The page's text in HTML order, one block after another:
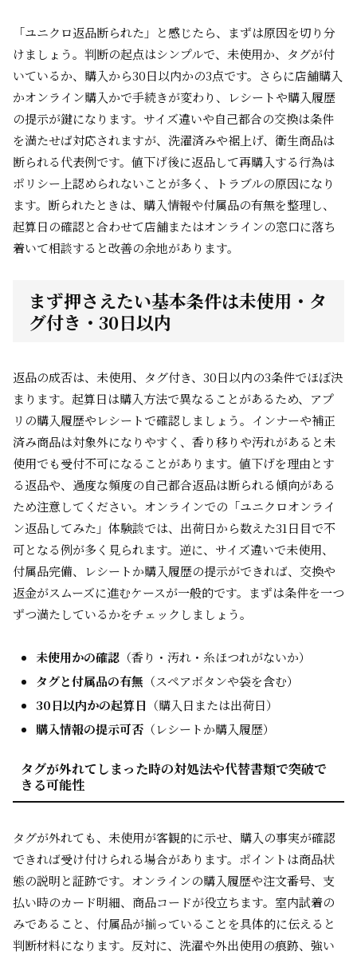
「ユニクロ返品断られた」と感じたら、まずは原因を切り分
けましょう。判断の起点はシンプルで、未使用か、タグが付
いているか、購入から30日以内かの3点です。さらに店舗購入
かオンライン購入かで手続きが変わり、レシートや購入履歴
の提示が鍵になります。サイズ違いや自己都合の交換は条件
を満たせば対応されますが、洗濯済みや裾上げ、衛生商品は
断られる代表例です。値下げ後に返品して再購入する行為は
ポリシー上認められないことが多く、トラブルの原因になり
ます。断られたときは、購入情報や付属品の有無を整理し、
起算日の確認と合わせて店舗またはオンラインの窓口に落ち
着いて相談すると改善の余地があります。
まず押さえたい基本条件は未使用・タ
グ付き・30日以内
返品の成否は、未使用、タグ付き、30日以内の3条件でほぼ決
まります。起算日は購入方法で異なることがあるため、アプ
リの購入履歴やレシートで確認しましょう。インナーや補正
済み商品は対象外になりやすく、香り移りや汚れがあると未
使用でも受付不可になることがあります。値下げを理由とす
る返品や、過度な頻度の自己都合返品は断られる傾向がある
ため注意してください。オンラインでの「ユニクロオンライ
ン返品してみた」体験談では、出荷日から数えた31日目で不
可となる例が多く見られます。逆に、サイズ違いで未使用、
付属品完備、レシートか購入履歴の提示ができれば、交換や
返金がスムーズに進むケースが一般的です。まずは条件を一つ
ずつ満たしているかをチェックしましょう。
未使用かの確認 （香り・汚れ・糸ほつれがないか）
タグと付属品の有無 （スペアボタンや袋を含む）
30日以内かの起算日 （購入日または出荷日）
購入情報の提示可否 （レシートか購入履歴）
タグが外れてしまった時の対処法や代替書類で突破で
きる可能性
タグが外れても、未使用が客観的に示せ、購入の事実が確認
できれば受け付けられる場合があります。ポイントは商品状
態の説明と証跡です。オンラインの購入履歴や注文番号、支
払い時のカード明細、商品コードが役立ちます。室内試着の
みであること、付属品が揃っていることを具体的に伝えると
判断材料になります。反対に、洗濯や外出使用の痕跡、強い